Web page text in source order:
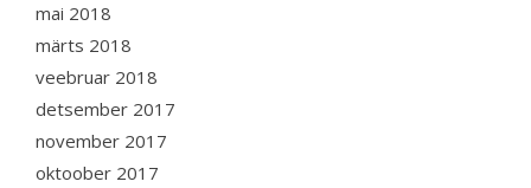
mai 2018
märts 2018
veebruar 2018
detsember 2017
november 2017
oktoober 2017